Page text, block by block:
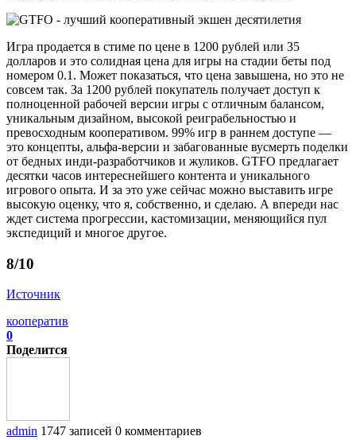
Игра продается в стиме по цене в 1200 рублей или 35
долларов и это солидная цена для игры на стадии беты под
номером 0.1. Может показаться, что цена завышена, но это не
совсем так. За 1200 рублей покупатель получает доступ к
полноценной рабочей версии игры с отличным балансом,
уникальным дизайном, высокой реиграбельностью и
превосходным кооперативом. 99% игр в раннем доступе —
это концепты, альфа-версии и забагованные вусмерть поделки
от бедных инди-разработчиков и жуликов. GTFO предлагает
десятки часов интереснейшего контента и уникального
игрового опыта. И за это уже сейчас можно выставить игре
высокую оценку, что я, собственно, и сделаю. А впереди нас
ждет система прогрессии, кастомизации, меняющийся пул
экспедиций и многое другое.
8/10
Источник
кооператив
0
Поделится
admin 1747 записей 0 комментариев